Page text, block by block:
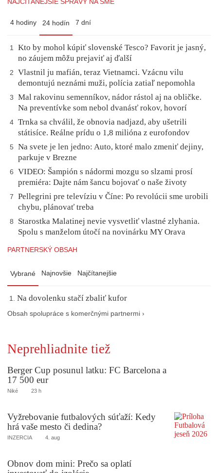
NAJČÍTANEJŠIE SPRÁVY NA SME
4 hodiny 24 hodín 7 dní
1
Kto by mohol kúpiť slovenské Tesco? Favorit je jasný,
no záujem môžu prejaviť aj ďalší
2
Vlastnil ju mafián, teraz Vietnamci. Vzácnu vilu
demontujú neznámi muži, polícia zatiaľ nepomohla
3
Mal rakovinu semenníkov, nádor rástol aj na obličke.
Na preventívke som nebol dvanásť rokov, hovorí
4 Trnka sa chválil, že obnovia nadjazd, aby ušetrili
státisíce. Reálne prídu o 1,8 milióna z eurofondov
5
Na svete je len jedno: Auto, ktoré malo zmeniť dejiny,
parkuje v Brezne
6
VIDEO: Šampión s nádormi mozgu so slzami prosí
premiéra: Dajte nám šancu bojovať o naše životy
7
Pellegrini pre televíziu v Číne: Po revolúcii sme urobili
chybu, plánovať treba
8
Starostka Malatinej nevie vysvetliť vlastné zlyhania.
Spolu s manželom útočí na novinárku MY Orava
PARTNERSKÝ OBSAH
Vybrané Najnovšie Najčítanejšie
Na dovolenku stačí zbaliť kufor
Obsah spolupráce s komerčnými partnermi ›
Neprehliadnite tiež
Berger Cup posunul latku: FC Barcelona a
17 500 eur
Niké 23 h
Vyžrebovanie futbalových súťaží: Kedy
hrá vaše mesto či dedina?
INZERCIA 4. aug
Obnov dom mini: Prečo sa oplatí